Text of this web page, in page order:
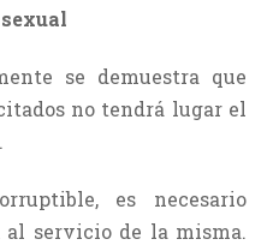
se demuestra que
no tendrá lugar el
es necesario
servicio de la misma.